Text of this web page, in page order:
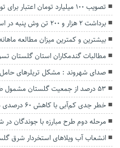
تصویب ۱۰۰ میلیارد تومان اعتبار برای توسعه منطقه آزاد اینچه‌برون
برداشت ۲ هزار و ۲۰۰ تن وش پنبه در استان گلستان
بیشترین و کمترین میزان مطالعه
مطالبات گندمکاران استان گلستان
صدای شهروند : مشکل تریلرهای حامل
۵۳ درصد از جمعیت گلستان مشمول طرح کالابرگ الکترونیکی هستند
خطر جدی کم‌آبی با کاهش ۶۰ درصدی ذخایر آب سدهای گلستان
مرحله دوم طرح مبارزه با جوندگان
انشعاب آب ویلاهای استخردار شرق